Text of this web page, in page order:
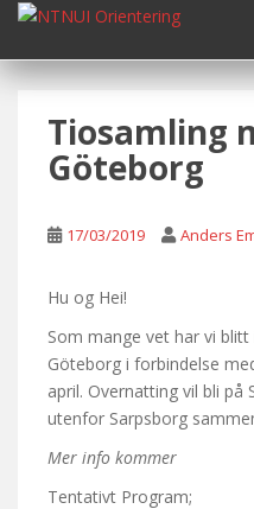
i
Tiosamling
Göteborg
17/03/2019 Anders
Hu og Hei!
Som mange vet har vi
Göteborg i forbindelse
april. Overnatting vil bli på
utenfor Sarpsborg
Mer info kommer
Tentativt Program;